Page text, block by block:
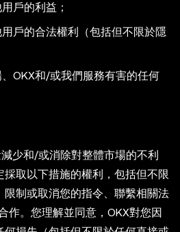
戶的利益；
戶的合法權利（包括但不限於隱
OKX和/或我們服務有害的任何
少和/或消除對整體市場的不利
採取以下措施的權利，包括但不限
制或取消您的指令、聯繫相關法
作。您理解並同意，OKX對您因